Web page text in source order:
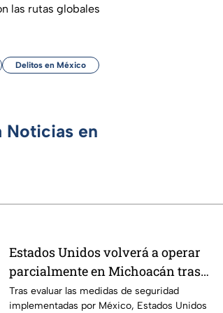
las rutas globales
Delitos en México
Noticias en
Estados Unidos volverá a operar
parcialmente en Michoacán tras
suspensión por motivos de seguridad
Tras evaluar las medidas de seguridad
implementadas por México, Estados Unidos